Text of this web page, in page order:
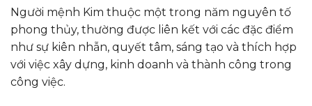
Người mệnh Kim thuộc một trong năm nguyên tố
phong thủy, thường được liên kết với các đặc điểm
như sự kiên nhẫn, quyết tâm, sáng tạo và thích hợp
với việc xây dựng, kinh doanh và thành công trong
công việc.